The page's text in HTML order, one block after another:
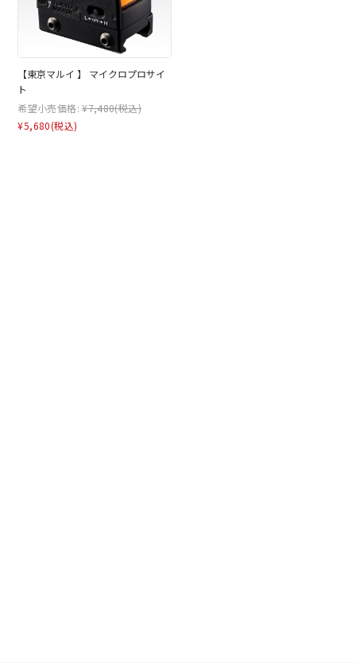
【東京マルイ 】 マイクロプロサイ
ト
希望小売価格: ¥7,480(税込)
¥5,680(税込)